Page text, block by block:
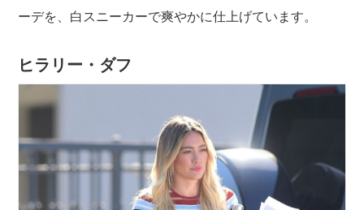
ーデを、白スニーカーで爽やかに仕上げています。
ヒラリー・ダフ